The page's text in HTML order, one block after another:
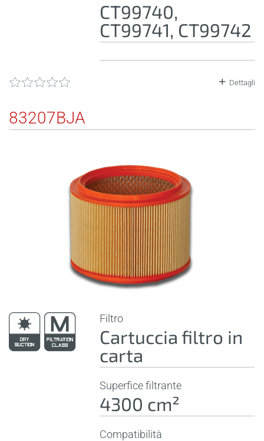
CT99740,
CT99741, CT99742
Dettagli
83207BJA
Filtro
Cartuccia filtro in
carta
Superfice filtrante
4300 cm²
Compatibilità